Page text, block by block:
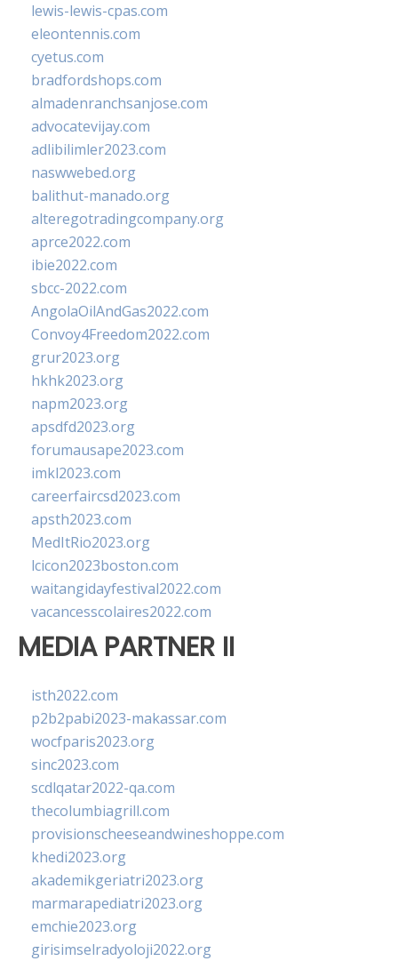
lewis-lewis-cpas.com
eleontennis.com
cyetus.com
bradfordshops.com
almadenranchsanjose.com
advocatevijay.com
adlibilimler2023.com
naswwebed.org
balithut-manado.org
alteregotradingcompany.org
aprce2022.com
ibie2022.com
sbcc-2022.com
AngolaOilAndGas2022.com
Convoy4Freedom2022.com
grur2023.org
hkhk2023.org
napm2023.org
apsdfd2023.org
forumausape2023.com
imkl2023.com
careerfaircsd2023.com
apsth2023.com
MedItRio2023.org
lcicon2023boston.com
waitangidayfestival2022.com
vacancesscolaires2022.com
MEDIA PARTNER II
isth2022.com
p2b2pabi2023-makassar.com
wocfparis2023.org
sinc2023.com
scdlqatar2022-qa.com
thecolumbiagrill.com
provisionscheeseandwineshoppe.com
khedi2023.org
akademikgeriatri2023.org
marmarapediatri2023.org
emchie2023.org
girisimselradyoloji2022.org